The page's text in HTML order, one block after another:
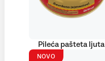
Pileća pašteta ljuta
NOVO